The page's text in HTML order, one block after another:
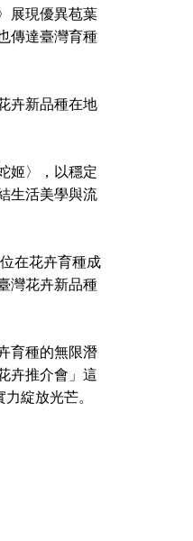
展現優異苞葉
傳達臺灣育種
卉新品種在地
姬〉，以穩定
生活美學與流
在花卉育種成
灣花卉新品種
育種的無限潛
卉推介會」這
綻放光芒。